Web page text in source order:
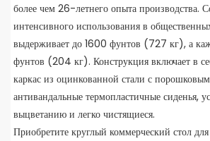
более чем 26-летнего опыта производства.
интенсивного использования в
выдерживает до 1600 фунтов (727 кг), а
фунтов (204 кг). Конструкция включает в
каркас из оцинкованной стали с
антивандальные термопластичные сиденья,
выцветанию и легко чистящиеся.
Приобретите круглый коммерческий стол